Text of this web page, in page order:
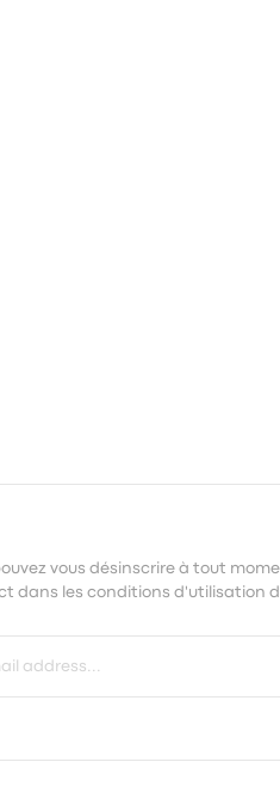
vous désinscrire à tout
dans les conditions d'utilisation